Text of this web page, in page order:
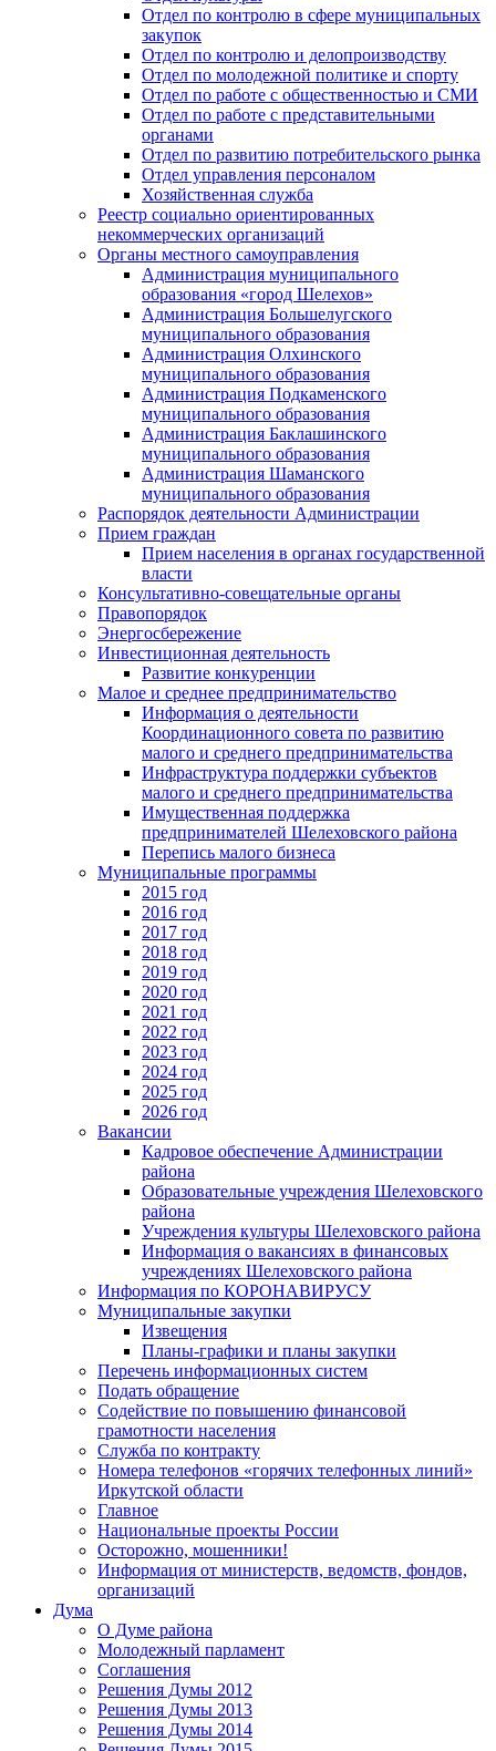
Отдел по контролю в сфере муниципальных
закупок
Отдел по контролю и делопроизводству
Отдел по молодежной политике и спорту
Отдел по работе с общественностью и СМИ
Отдел по работе с представительными
органами
Отдел по развитию потребительского рынка
Отдел управления персоналом
Хозяйственная служба
Реестр социально ориентированных
некоммерческих организаций
Органы местного самоуправления
Администрация муниципального
образования «город Шелехов»
Администрация Большелугского
муниципального образования
Администрация Олхинского
муниципального образования
Администрация Подкаменского
муниципального образования
Администрация Баклашинского
муниципального образования
Администрация Шаманского
муниципального образования
Распорядок деятельности Администрации
Прием граждан
Прием населения в органах государственной
власти
Консультативно-совещательные органы
Правопорядок
Энергосбережение
Инвестиционная деятельность
Развитие конкуренции
Малое и среднее предпринимательство
Информация о деятельности
Координационного совета по развитию
малого и среднего предпринимательства
Инфраструктура поддержки субъектов
малого и среднего предпринимательства
Имущественная поддержка
предпринимателей Шелеховского района
Перепись малого бизнеса
Муниципальные программы
2015 год
2016 год
2017 год
2018 год
2019 год
2020 год
2021 год
2022 год
2023 год
2024 год
2025 год
2026 год
Вакансии
Кадровое обеспечение Администрации
района
Образовательные учреждения Шелеховского
района
Учреждения культуры Шелеховского района
Информация о вакансиях в финансовых
учреждениях Шелеховского района
Информация по КОРОНАВИРУСУ
Муниципальные закупки
Извещения
Планы-графики и планы закупки
Перечень информационных систем
Подать обращение
Содействие по повышению финансовой
грамотности населения
Служба по контракту
Номера телефонов «горячих телефонных линий»
Иркутской области
Главное
Национальные проекты России
Осторожно, мошенники!
Информация от министерств, ведомств, фондов,
организаций
Дума
О Думе района
Молодежный парламент
Соглашения
Решения Думы 2012
Решения Думы 2013
Решения Думы 2014